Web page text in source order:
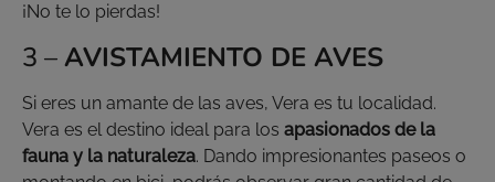
¡No te lo pierdas!
3 –AVISTAMIENTO DE AVES
Si eres un amante de las aves, Vera es tu localidad.
Vera es el destino ideal para los apasionados de la
fauna y la naturaleza. Dando impresionantes paseos o